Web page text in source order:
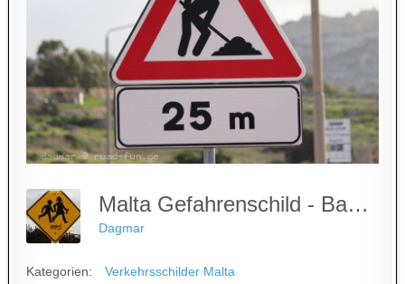
Malta Gefahrenschild - Baustelle (4)
Dagmar
Kategorien:
Verkehrsschilder Malta